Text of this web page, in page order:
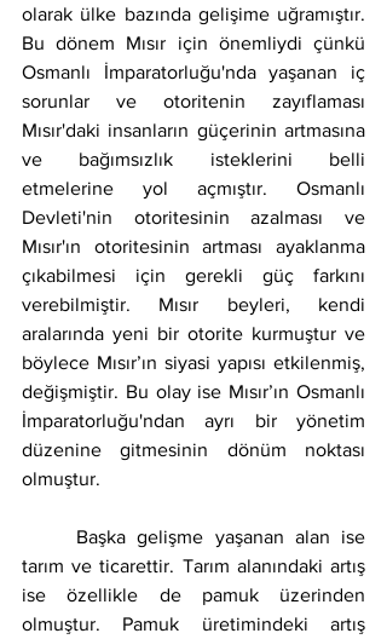
olarak ülke bazında gelişime uğramıştır.
Bu dönem Mısır için önemliydi çünkü
Osmanlı İmparatorluğu'nda yaşanan iç
sorunlar ve otoritenin zayıflaması
Mısır'daki insanların güçerinin artmasına
ve bağımsızlık isteklerini belli
etmelerine yol açmıştır. Osmanlı
Devleti'nin otoritesinin azalması ve
Mısır'ın otoritesinin artması ayaklanma
çıkabilmesi için gerekli güç farkını
verebilmiştir. Mısır beyleri, kendi
aralarında yeni bir otorite kurmuştur ve
böylece Mısır’ın siyasi yapısı etkilenmiş,
değişmiştir. Bu olay ise Mısır’ın Osmanlı
İmparatorluğu'ndan ayrı bir yönetim
düzenine gitmesinin dönüm noktası
olmuştur.
tarım ve ticarettir. Tarım alanındaki artış
ise özellikle de pamuk üzerinden
olmuştur. Pamuk üretimindeki artış